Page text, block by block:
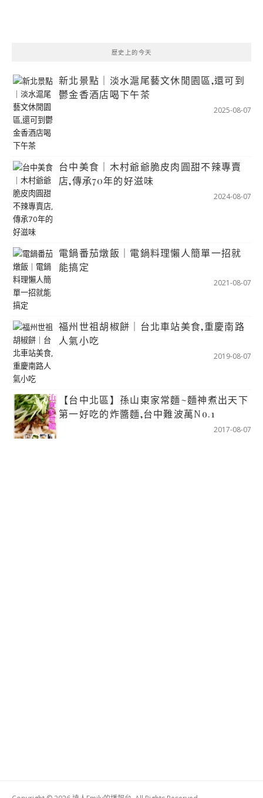
歷史上的今天
新北景點｜淡水滬尾藝文休閒園區,還可到
鬱金香酒店喝下午茶
2025-08-07
台中美食｜木村爺爺脆皮肉圓甜不辣專賣
店,傳承70年的好滋味
2024-08-07
電鍋番茄燉飯｜電鍋料理懶人簡單一招就
能搞定
2021-08-07
福州世祖胡椒餅｜台北車站美食,重慶南路
人氣小吃
2019-08-07
【台中北區】孫山東家常麵~麵神煮出天下
第一好吃的炸醬麵,台中難波萬No.1
2017-08-07